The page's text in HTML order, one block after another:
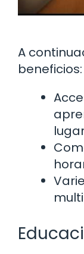
A
beneficios: